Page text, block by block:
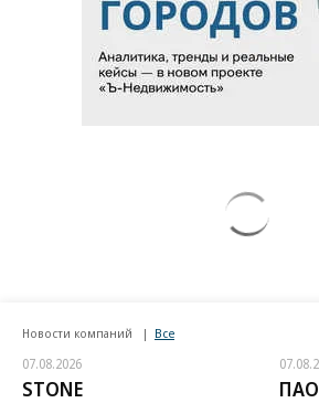
Новости компаний Все
07.08.2026
STONE